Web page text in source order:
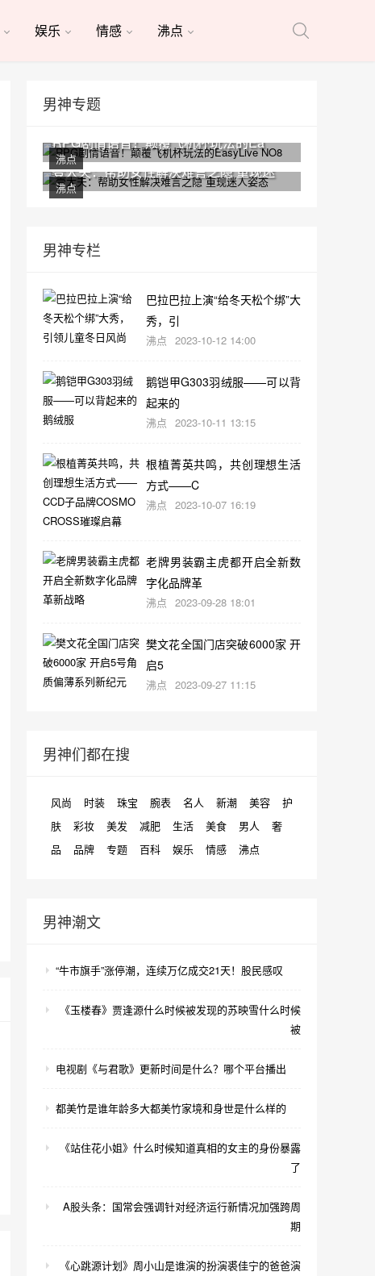
娱乐 情感 沸点
男神专题
RPG剧情语音！颠覆飞机杯玩法的Ea
沸点
壹大夫：帮助女性解决难言之隐 重现迷
沸点
男神专栏
巴拉巴拉上演“给冬天松个绑”大
秀，引
沸点 2023-10-12 14:00
鹅铠甲G303羽绒服——可以背
起来的
沸点 2023-10-11 13:15
根植菁英共鸣，共创理想生活
方式——C
沸点 2023-10-07 16:19
老牌男装霸主虎都开启全新数
字化品牌革
沸点 2023-09-28 18:01
樊文花全国门店突破6000家 开
启5
沸点 2023-09-27 11:15
男神们都在搜
风尚 时装 珠宝 腕表 名人 新潮 美容
护
肤
彩妆 美发 减肥 生活 美食 男人
奢
品
品牌 专题 百科 娱乐 情感 沸点
男神潮文
“牛市旗手”涨停潮，连续万亿成交21天！股民感叹
《玉楼春》贾逢源什么时候被发现的苏映雪什么时候
被
电视剧《与君歌》更新时间是什么？哪个平台播出
都美竹是谁年龄多大都美竹家境和身世是什么样的
《站住花小姐》什么时候知道真相的女主的身份暴露
了
A股头条：国常会强调针对经济运行新情况加强跨周
期
《心跳源计划》周小山是谁演的扮演裘佳宁的爸爸演